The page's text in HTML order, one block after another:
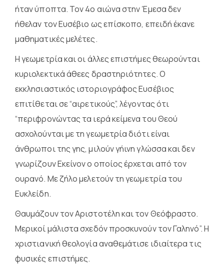
ήταν ύποπτα. Τον 4ο αιώνα στην Έμεσα δεν
ήθελαν τον Ευσέβιο ως επίσκοπο, επειδή έκανε
μαθηματικές μελέτες.
Η γεωμετρία και οι άλλες επιστήμες θεωρούνται
κυριολεκτικά άθεες δραστηριότητες. Ο
εκκλησιαστικός ιστοριογράφος Ευσέβιος
επιτίθεται σε “αιρετικούς”, λέγοντας ότι
“περιφρονώντας τα ιερά κείμενα του Θεού
ασχολούνται με τη γεωμετρία διότι είναι
άνθρωποι της γης, μιλούν γήινη γλώσσα και δεν
γνωρίζουν Εκείνον ο οποίος έρχεται από τον
ουρανό. Με ζήλο μελετούν τη γεωμετρία του
Ευκλείδη.
Θαυμάζουν τον Αριστοτέλη και τον Θεόφραστο.
Μερικοί μάλιστα σχεδόν προσκυνούν τον Γαληνό”. Η
χριστιανική θεολογία αναθεμάτισε ιδιαίτερα τις
φυσικές επιστήμες.